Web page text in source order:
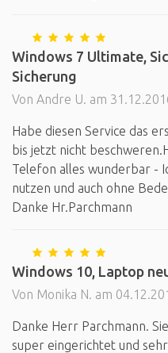
Windows 7 Ultimate,
Sicherung
Von Andre U. am
Habe diesen Service das
bis jetzt nicht
Telefon alles wunderbar -
nutzen und auch ohne
Danke Hr.Parchmann
Windows 10, Laptop
Von Monika N. am
Danke Herr Parchmann.
super eingerichtet und